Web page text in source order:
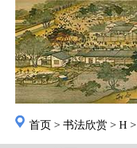
首页 > 书法欣赏 > H >